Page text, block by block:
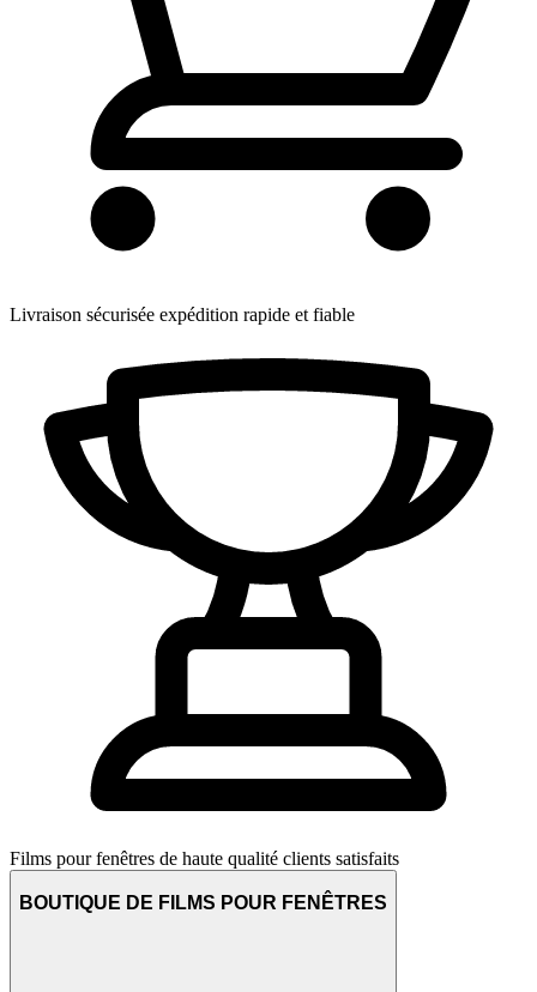
Livraison sécurisée expédition rapide et fiable
Films pour fenêtres de haute qualité clients satisfaits
BOUTIQUE DE FILMS POUR FENÊTRES